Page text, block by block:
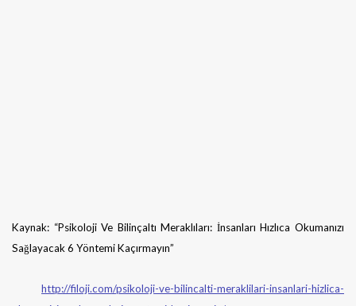
Kaynak: “Psikoloji Ve Bilinçaltı Meraklıları: İnsanları Hızlıca Okumanızı
Sağlayacak 6 Yöntemi Kaçırmayın”
http://filoji.com/psikoloji-ve-bilincalti-meraklilari-insanlari-hizlica-